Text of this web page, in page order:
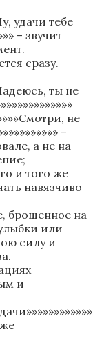
удачи тебе
– звучит
сразу.
ты не
не
–
а не на
и того же
навязчиво
брошенное на
или
силу и
и